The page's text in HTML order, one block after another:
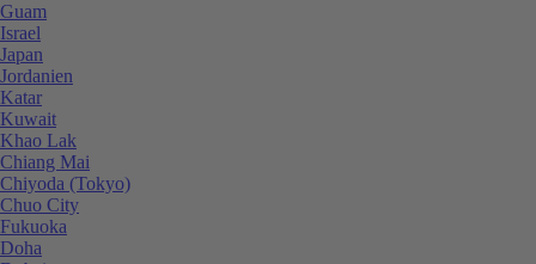
Guam
Israel
Japan
Jordanien
Katar
Kuwait
Khao Lak
Chiang Mai
Chiyoda (Tokyo)
Chuo City
Fukuoka
Doha